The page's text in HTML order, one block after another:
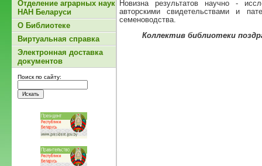
Отделение аграрных наук
НАН Беларуси
О Библиотеке
Виртуальная справка
Электронная доставка
документов
Поиск по сайту:
Новизна результатов научно -
авторскими свидетельствами и
семеноводства.
Коллектив библиотеки